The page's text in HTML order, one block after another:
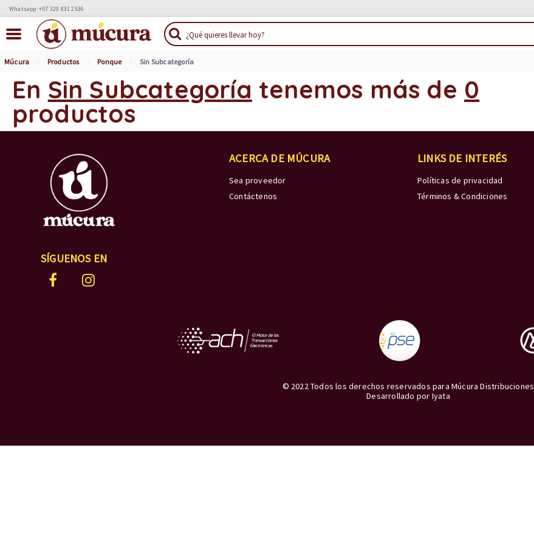
Whatsapp: +57 320 831 2536
Múcura Productos Ponque Sin Subcategoría
En Sin Subcategoría tenemos más de 0
productos
SÍGUENOS EN
ACERCA DE MÚCURA
Sea proveedor
Contáctenos
LINKS DE INTERÉS
Políticas de privacidad
Términos & Condiciones
© 2022 Todos los derechos reservados para Múcura Distribuciones
Desarrollado por Iyata